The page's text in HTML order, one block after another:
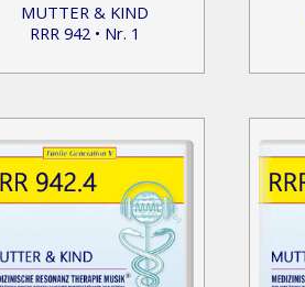
MUTTER & KIND
RRR 942 • Nr. 1